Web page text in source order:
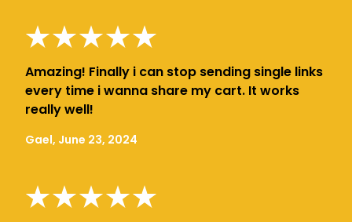
Amazing! Finally i can stop sending single links
every time i wanna share my cart. It works
really well!
Gael, June 23, 2024